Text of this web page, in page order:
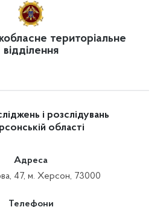
територіальне
відділення
і розслідувань
області
Адреса
47, м. Херсон, 73000
Телефони